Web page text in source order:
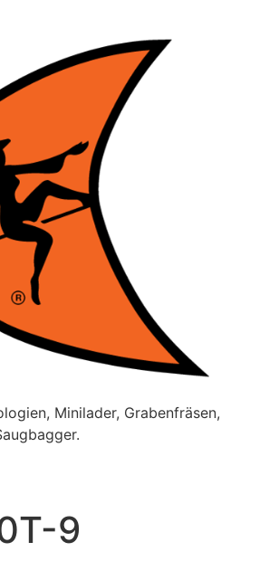
Minilader, Grabenfräsen,
9